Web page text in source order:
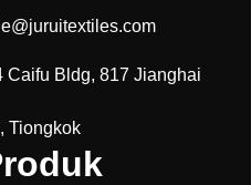
Caifu Bldg, 817 Jianghai
Tiongkok